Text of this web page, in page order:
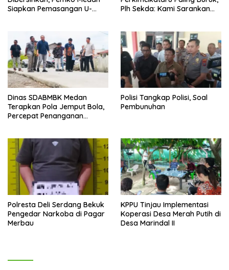
Siapkan Pemasangan U-
Plh Sekda: Kami Sarankan
Dinas SDABMBK Medan
Terapkan Pola Jemput Bola,
Percepat Penanganan
Polisi Tangkap Polisi, Soal
Pembunuhan
Polresta Deli Serdang Bekuk
Pengedar Narkoba di Pagar
Merbau
KPPU Tinjau Implementasi
Koperasi Desa Merah Putih di
Desa Marindal II